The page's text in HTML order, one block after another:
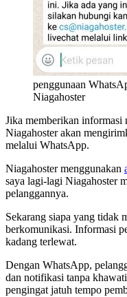
penggunaan
Niagahoster
Jika memberikan informasi
Niagahoster akan
melalui WhatsApp.
Niagahoster menggunakan
saya lagi-lagi Niagahoster
pelanggannya.
Sekarang siapa yang tidak
berkomunikasi. Informasi
kadang terlewat.
Dengan WhatsApp,
dan notifikasi tanpa
pengingat jatuh tempo